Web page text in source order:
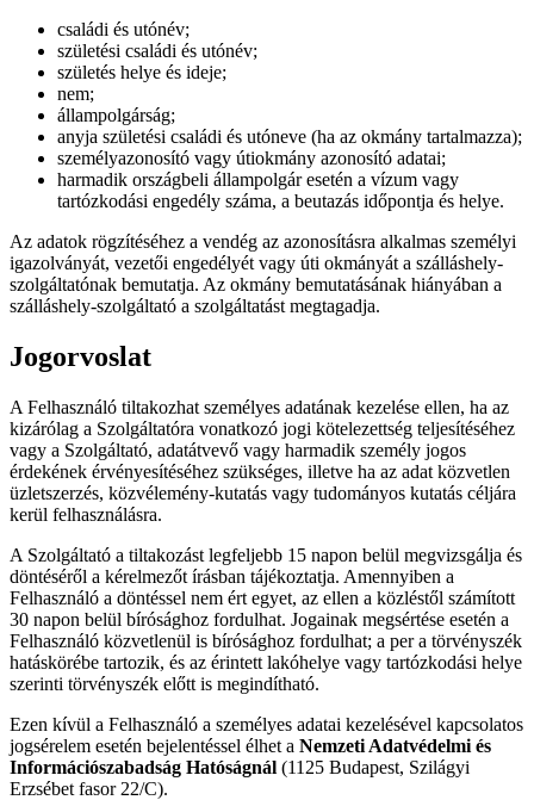
családi és utónév;
születési családi és utónév;
születés helye és ideje;
nem;
állampolgárság;
anyja születési családi és utóneve (ha az okmány tartalmazza);
személyazonosító vagy útiokmány azonosító adatai;
harmadik országbeli állampolgár esetén a vízum vagy
tartózkodási engedély száma, a beutazás időpontja és helye.
Az adatok rögzítéséhez a vendég az azonosításra alkalmas személyi
igazolványát, vezetői engedélyét vagy úti okmányát a szálláshely-
szolgáltatónak bemutatja. Az okmány bemutatásának hiányában a
szálláshely-szolgáltató a szolgáltatást megtagadja.
Jogorvoslat
A Felhasználó tiltakozhat személyes adatának kezelése ellen, ha az
kizárólag a Szolgáltatóra vonatkozó jogi kötelezettség teljesítéséhez
vagy a Szolgáltató, adatátvevő vagy harmadik személy jogos
érdekének érvényesítéséhez szükséges, illetve ha az adat közvetlen
üzletszerzés, közvélemény-kutatás vagy tudományos kutatás céljára
kerül felhasználásra.
A Szolgáltató a tiltakozást legfeljebb 15 napon belül megvizsgálja és
döntéséről a kérelmezőt írásban tájékoztatja. Amennyiben a
Felhasználó a döntéssel nem ért egyet, az ellen a közléstől számított
30 napon belül bírósághoz fordulhat. Jogainak megsértése esetén a
Felhasználó közvetlenül is bírósághoz fordulhat; a per a törvényszék
hatáskörébe tartozik, és az érintett lakóhelye vagy tartózkodási helye
szerinti törvényszék előtt is megindítható.
Ezen kívül a Felhasználó a személyes adatai kezelésével kapcsolatos
jogsérelem esetén bejelentéssel élhet a Nemzeti Adatvédelmi és
Információszabadság Hatóságnál (1125 Budapest, Szilágyi
Erzsébet fasor 22/C).